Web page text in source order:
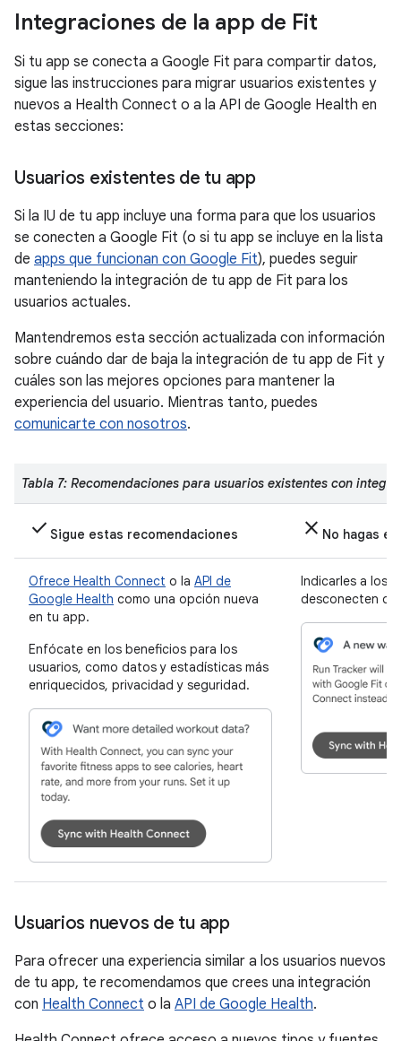
Integraciones de la app de Fit
Si tu app se conecta a Google Fit para compartir datos,
sigue las instrucciones para migrar usuarios existentes y
nuevos a Health Connect o a la API de Google Health en
estas secciones:
Usuarios existentes de tu app
Si la IU de tu app incluye una forma para que los usuarios
se conecten a Google Fit (o si tu app se incluye en la lista
de apps que funcionan con Google Fit), puedes seguir
manteniendo la integración de tu app de Fit para los
usuarios actuales.
Mantendremos esta sección actualizada con información
sobre cuándo dar de baja la integración de tu app de Fit y
cuáles son las mejores opciones para mantener la
experiencia del usuario. Mientras tanto, puedes
comunicarte con nosotros.
Tabla 7: Recomendaciones para usuarios existentes con
check Sigue estas recomendaciones close No hagas
Ofrece Health Connect o la API de
Google Health como una opción nueva
en tu app.
Enfócate en los beneficios para los
usuarios, como datos y estadísticas más
enriquecidos, privacidad y seguridad.
Indicarles a los
desconecten de
Usuarios nuevos de tu app
Para ofrecer una experiencia similar a los usuarios nuevos
de tu app, te recomendamos que crees una integración
con Health Connect o la API de Google Health.